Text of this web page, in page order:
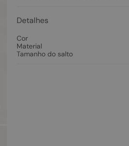
Detalhes
Cor
Material
Tamanho do salto